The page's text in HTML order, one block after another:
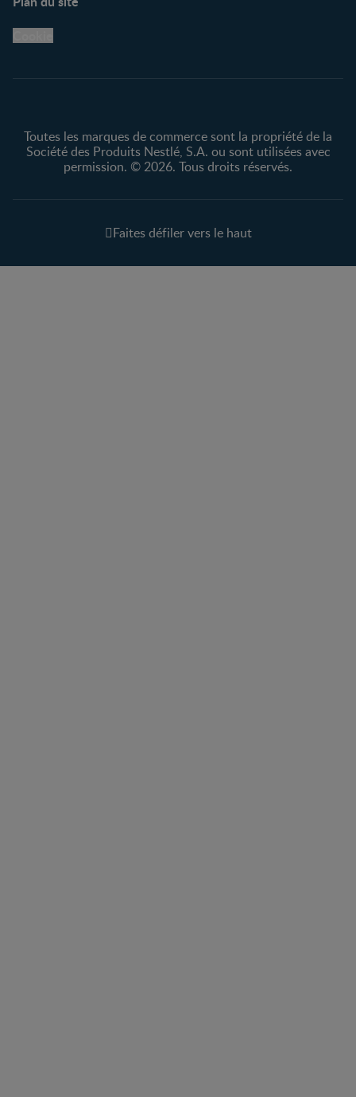
Centre de soutien
Avis légaux
Protection des
Toutes les marques de commerce sont la propriété de la
Société des Produits Nestlé, S.A. ou sont utilisées avec
permission. © 2026. Tous droits réservés.
Faites défiler vers le haut